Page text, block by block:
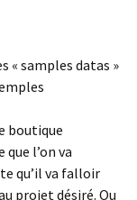
« samples datas »
boutique
l’on va
qu’il va falloir
projet désiré. Ou